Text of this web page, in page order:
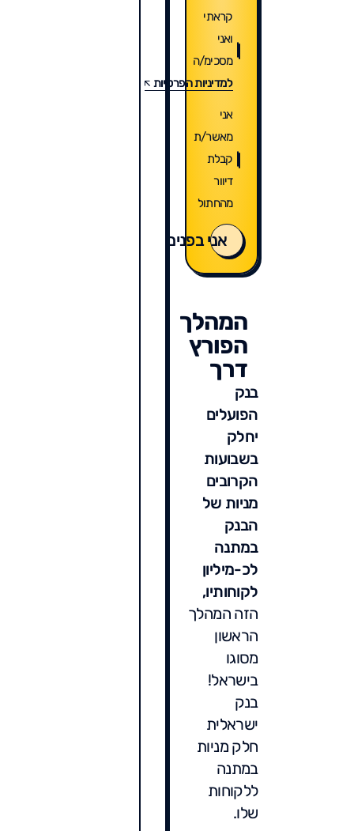
קראתי
ואני
מסכימ/ה
למדיניות הפרטיות
אני
מאשר/ת
קבלת
דיוור
מהחתול
אני בפנים
המהלך
הפורץ
דרך
בנק
הפועלים
יחלק
בשבועות
הקרובים
מניות של
הבנק
במתנה
לכ-מיליון
לקוחותיו,
הזה המהלך
הראשון
מסוגו
בישראל!
בנק
ישראלית
חלק מניות
במתנה
ללקוחות
שלו.